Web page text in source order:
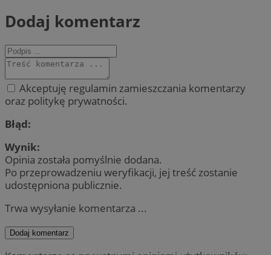
Dodaj komentarz
Akceptuję regulamin zamieszczania komentarzy
oraz politykę prywatności.
Błąd:
Wynik:
Opinia została pomyślnie dodana.
Po przeprowadzeniu weryfikacji, jej treść zostanie
udostępniona publicznie.
Trwa wysyłanie komentarza ...
Dodaj komentarz